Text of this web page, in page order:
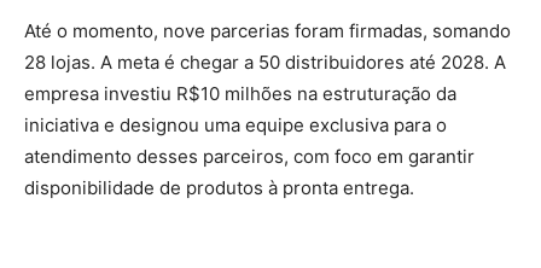
Até o momento, nove parcerias foram firmadas, somando
28 lojas. A meta é chegar a 50 distribuidores até 2028. A
empresa investiu R$10 milhões na estruturação da
iniciativa e designou uma equipe exclusiva para o
atendimento desses parceiros, com foco em garantir
disponibilidade de produtos à pronta entrega.